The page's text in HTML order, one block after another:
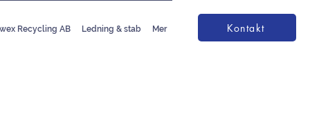
Kontakt
Recycling AB Ledning & stab Mer